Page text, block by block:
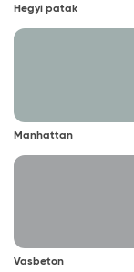
Hegyi patak
Manhattan
Vasbeton